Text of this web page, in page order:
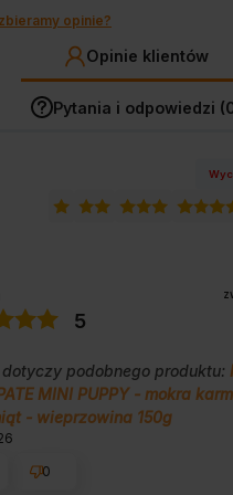
opinie?
Opinie klientów
Pytania i odpowiedzi
5
podobnego produktu:
MINI PUPPY - mokra
- wieprzowina 150g
0